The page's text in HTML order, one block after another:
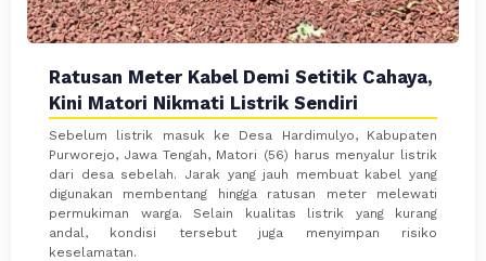
Ratusan Meter Kabel Demi Setitik Cahaya,
Kini Matori Nikmati Listrik Sendiri
Sebelum listrik masuk ke Desa Hardimulyo, Kabupaten
Purworejo, Jawa Tengah, Matori (56) harus menyalur listrik
dari desa sebelah. Jarak yang jauh membuat kabel yang
digunakan membentang hingga ratusan meter melewati
permukiman warga. Selain kualitas listrik yang kurang
andal, kondisi tersebut juga menyimpan risiko
keselamatan.